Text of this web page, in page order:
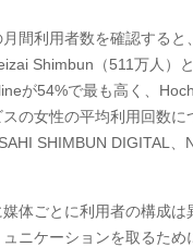
間利用者数を確認すると、
Shimbun （ 511万人）
が54%で最も高く、
の女性の平均利用回数に
SHIMBUN DIGITAL、
体ごとに利用者の構成
ニケーションを取るた